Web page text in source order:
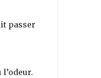
passer